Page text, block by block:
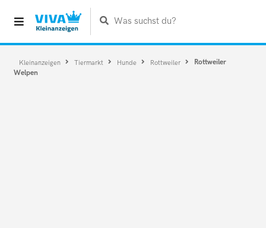
Was suchst du?
Kleinanzeigen Tiermarkt Hunde Rottweiler
Rottweiler
Welpen